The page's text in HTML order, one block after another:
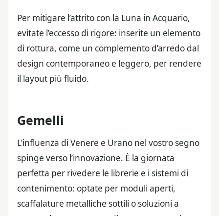
Per mitigare l’attrito con la Luna in Acquario,
evitate l’eccesso di rigore: inserite un elemento
di rottura, come un complemento d’arredo dal
design contemporaneo e leggero, per rendere
il layout più fluido.
Gemelli
L’influenza di Venere e Urano nel vostro segno
spinge verso l’innovazione. È la giornata
perfetta per rivedere le librerie e i sistemi di
contenimento: optate per moduli aperti,
scaffalature metalliche sottili o soluzioni a